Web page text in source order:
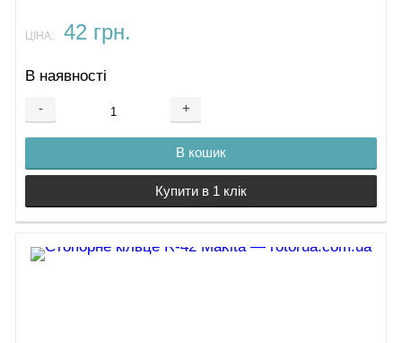
ЦІНА: 42 грн.
В наявності
- +
В кошик
Купити в 1 клік